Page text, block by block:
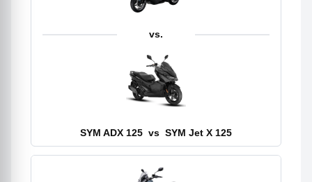
vs.
SYM ADX 125 vs SYM Jet X 125